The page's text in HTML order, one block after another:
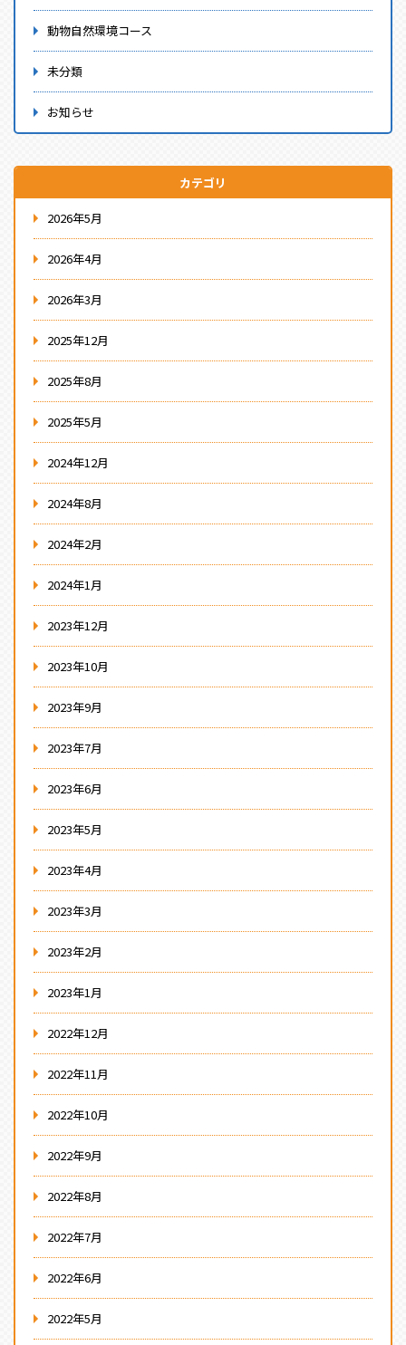
動物自然環境コース
未分類
お知らせ
カテゴリ
2026年5月
2026年4月
2026年3月
2025年12月
2025年8月
2025年5月
2024年12月
2024年8月
2024年2月
2024年1月
2023年12月
2023年10月
2023年9月
2023年7月
2023年6月
2023年5月
2023年4月
2023年3月
2023年2月
2023年1月
2022年12月
2022年11月
2022年10月
2022年9月
2022年8月
2022年7月
2022年6月
2022年5月